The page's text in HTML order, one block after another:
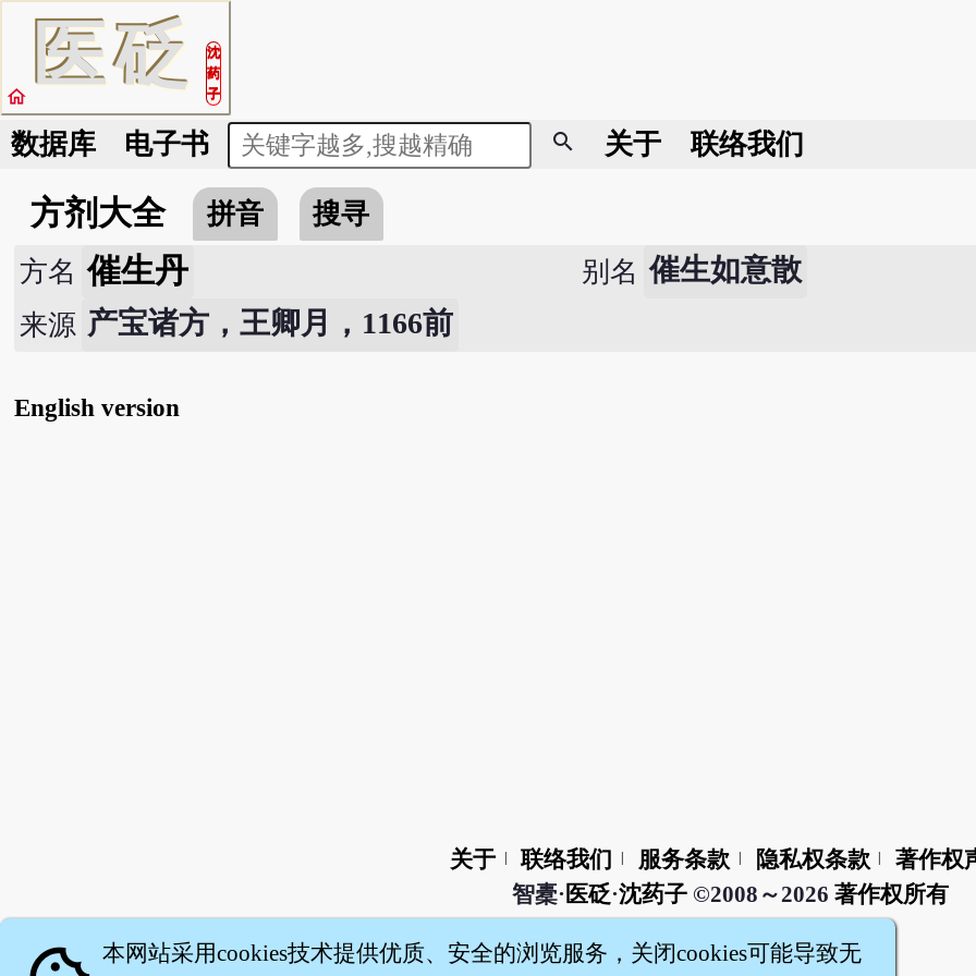
医砭
沈
药
子
home
数据库 电子书 search 关于 联络我们
方剂大全 拼音
搜寻
方名 催生丹 别名 催生如意散
来源 产宝诸方，王卿月，1166前
English version
关于 联络我们 服务条款 隐私权条款
著作权
智橐· 医砭·沈药子©2008～2026 著作权所有
本网站采用cookies技术提供优质、安全的浏览服务，关闭cookies可能导致无